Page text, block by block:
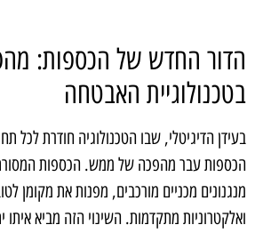
הדור החדש של הכספות:
בטכנולוגיית האבטחה
בעידן הדיגיטלי, שבו הטכנולוגיה חודרת לכל
הכספות עבר מהפכה של ממש. הכספות
מנגנונים מכניים מורכבים, מפנות את מקומן
ואלקטרוניות מתקדמות. השינוי הזה מביא איתו